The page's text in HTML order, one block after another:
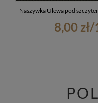
Naszywka Ulewa pod
8,00 zł/